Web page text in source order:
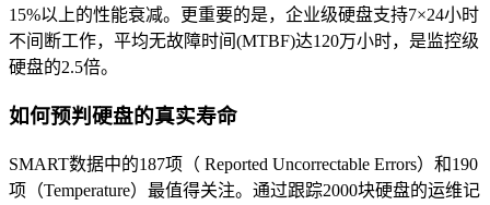
15%以上的性能衰减。更重要的是，企业级硬盘支持7×24小时
不间断工作，平均无故障时间(MTBF)达120万小时，是监控级
硬盘的2.5倍。
如何预判硬盘的真实寿命
SMART数据中的187项（ Reported Uncorrectable Errors）和190
项（Temperature）最值得关注。通过跟踪2000块硬盘的运维记